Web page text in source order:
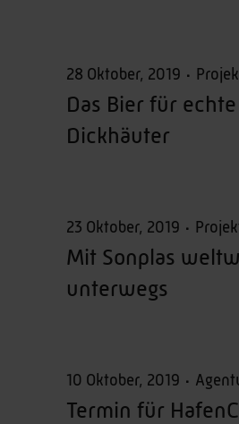
28 Oktober, 2019
Das Bier für echte
Dickhäuter
23 Oktober, 2019
Mit Sonplas
unterwegs
10 Oktober, 2019
Termin für